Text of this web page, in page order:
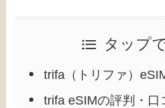
タップ
trifa（トリファ）
trifa eSIMの評判・口